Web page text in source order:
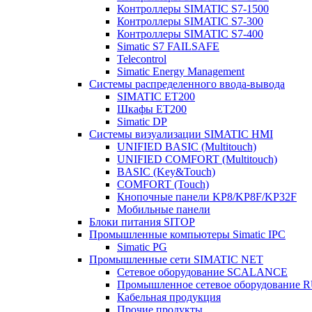
Контроллеры SIMATIC S7-1500
Контроллеры SIMATIC S7-300
Контроллеры SIMATIC S7-400
Simatic S7 FAILSAFE
Telecontrol
Simatic Energy Management
Системы распределенного ввода-вывода
SIMATIC ET200
Шкафы ET200
Simatic DP
Системы визуализации SIMATIC HMI
UNIFIED BASIC (Multitouch)
UNIFIED COMFORT (Multitouch)
BASIC (Key&Touch)
COMFORT (Touch)
Кнопочные панели KP8/KP8F/KP32F
Мобильные панели
Блоки питания SITOP
Промышленные компьютеры Simatic IPC
Simatic PG
Промышленные сети SIMATIC NET
Сетевое оборудование SCALANCE
Промышленное сетевое оборудование
Кабельная продукция
Прочие продукты